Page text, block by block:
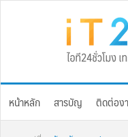
หน้าหลัก สารบัญ ติดต่อง